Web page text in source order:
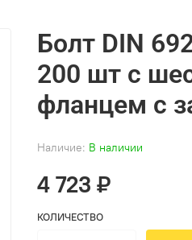
Наличие: В наличии
Болт DIN
200 шт с
фланцем с
4 723 ₽
КОЛИЧЕСТВО